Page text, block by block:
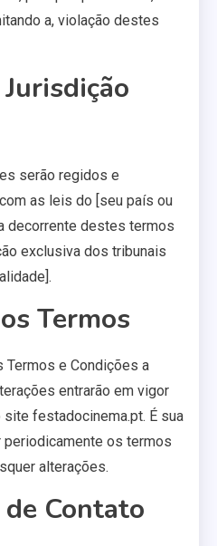
a, violação destes
serão regidos e
as leis do [seu país ou
decorrente destes termos
exclusiva dos tribunais
Termos
e Condições a
entrarão em vigor
festadocinema.pt. É sua
os termos
alterações.
Contato